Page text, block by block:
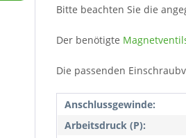
Bitte beachten Sie die
Der benötigte
Die passenden
Anschlussgewinde:
Arbeitsdruck (P):